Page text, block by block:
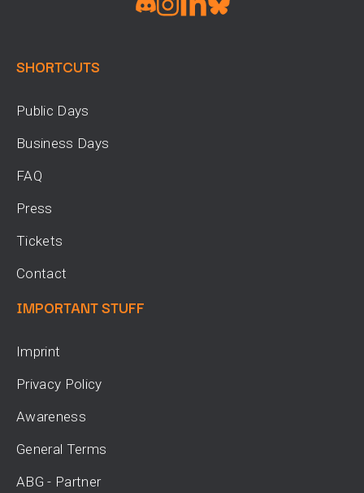
SHORTCUTS
Public Days
Business Days
FAQ
Press
Tickets
Contact
IMPORTANT STUFF
Imprint
Privacy Policy
Awareness
General Terms
ABG - Partner